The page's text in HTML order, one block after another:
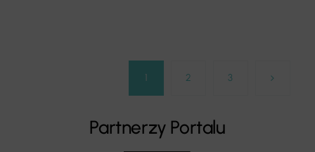
1 2 3
Partnerzy Portalu